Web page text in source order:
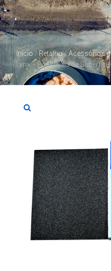
Início/Retalho/Acessórios
Lynx – Polimento de